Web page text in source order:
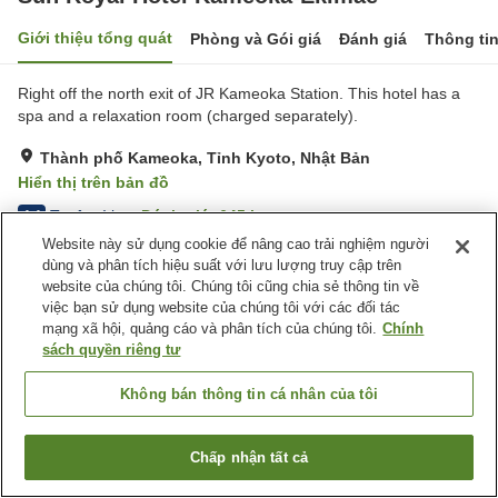
Giới thiệu tổng quát Phòng và Gói giá Đánh giá Thông
Right off the north exit of JR Kameoka Station. This hotel has a
spa and a relaxation room (charged separately).
Thành phố Kameoka, Tỉnh Kyoto, Nhật Bản
Hiển thị trên bản đồ
4.4 Tuyệt vời Đánh giá:645lượt
Tiện nghi chỗ nghỉ
Bãi đỗ xe Giao Hàng Tận Nhà
Trang chủ Nhật Bản Tỉnh Kyoto
Thành phố Kameoka
Sun Royal Hotel Kameoka-Ekimae
Tìm phòng trống
Website này sử dụng cookie để nâng cao trải nghiệm người
dùng và phân tích hiệu suất với lưu lượng truy cập trên
website của chúng tôi. Chúng tôi cũng chia sẻ thông tin về
việc bạn sử dụng website của chúng tôi với các đối tác
mạng xã hội, quảng cáo và phân tích của chúng tôi. Chính
sách quyền riêng tư
Không bán thông tin cá nhân của tôi
Chấp nhận tất cả